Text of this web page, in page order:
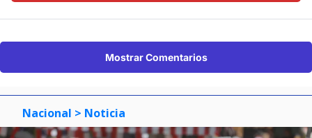
Mostrar Comentarios
Nacional > Noticia